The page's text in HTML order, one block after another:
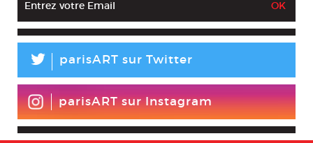
L parisART sur Twitter
parisART sur Instagram